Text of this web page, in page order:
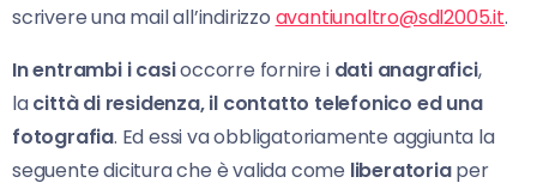
scrivere una mail all’indirizzo avantiunaltro@sdl2005.it.
In entrambi i casioccorre fornire i dati anagrafici,
lacittà di residenza, il contatto telefonico ed una
fotografia. Ed essi va obbligatoriamente aggiunta la
seguente dicitura che è valida come liberatoriaper